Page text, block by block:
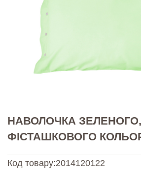
НАВОЛОЧКА ЗЕЛЕНОГО,
ФІСТАШКОВОГО
Код товару:2014120122